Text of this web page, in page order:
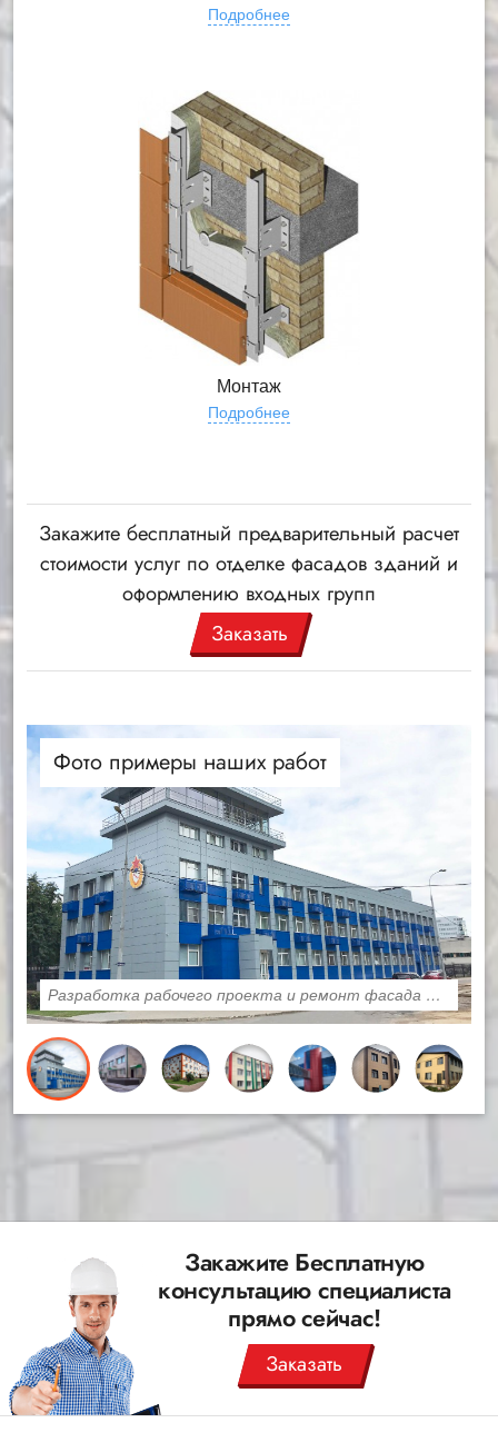
Подробнее
Монтаж
Подробнее
Закажите бесплатный предварительный расчет
стоимости услуг по отделке фасадов зданий и
оформлению входных групп
Заказать
Фото примеры наших работ
Разработка рабочего проекта и ремонт фасада ФАУ ЦСКА
Закажите Бесплатную
консультацию специалиста
прямо сейчас!
Заказать